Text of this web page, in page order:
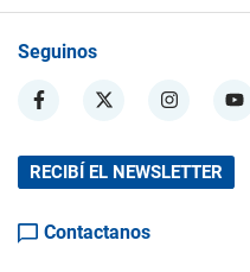
Seguinos
RECIBÍ EL NEWSLETTER
Contactanos